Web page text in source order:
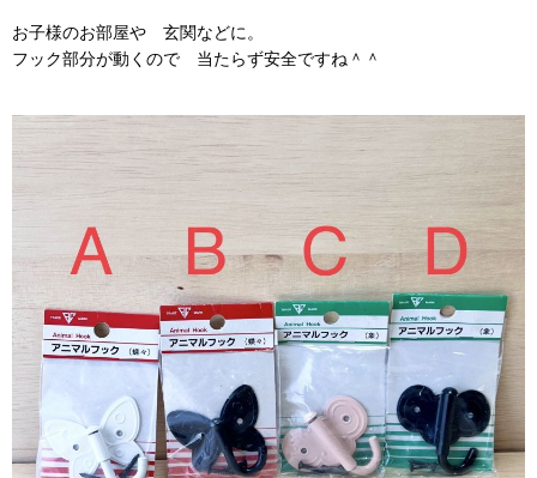
お子様のお部屋や 玄関などに。
フック部分が動くので 当たらず安全ですね＾＾